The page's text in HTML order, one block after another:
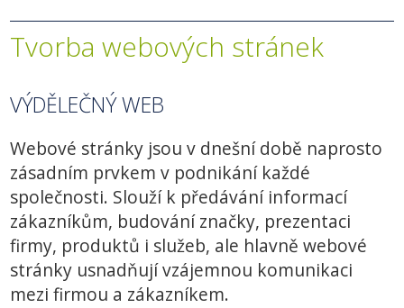
Tvorba webových stránek
VÝDĚLEČNÝ WEB
Webové stránky jsou v dnešní době naprosto
zásadním prvkem v podnikání každé
společnosti. Slouží k předávání informací
zákazníkům, budování značky, prezentaci
firmy, produktů i služeb, ale hlavně webové
stránky usnadňují vzájemnou komunikaci
mezi firmou a zákazníkem.